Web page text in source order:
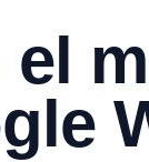
el